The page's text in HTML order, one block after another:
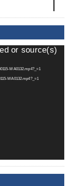
or source(s)
WA0132.mp4?_=1
WA0132.mp4?_=1